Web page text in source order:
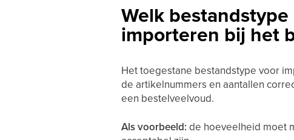
Welk
importeren bij het
Het toegestane bestandstype voor
de artikelnummers en aantallen
een bestelveelvoud.
Als voorbeeld: de hoeveelheid moet